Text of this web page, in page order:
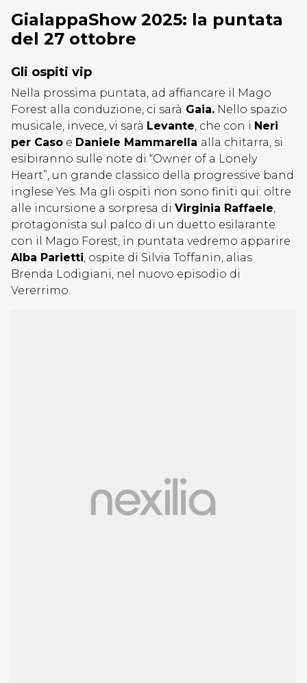
GialappaShow 2025: la puntata
del 27 ottobre
Gli ospiti vip
Nella prossima puntata, ad affiancare il Mago
Forest alla conduzione, ci sarà Gaia. Nello spazio
musicale, invece, vi sarà Levante, che con i Neri
per Caso e Daniele Mammarella alla chitarra, si
esibiranno sulle note di “Owner of a Lonely
Heart”, un grande classico della progressive band
inglese Yes. Ma gli ospiti non sono finiti qui: oltre
alle incursione a sorpresa di Virginia Raffaele,
protagonista sul palco di un duetto esilarante
con il Mago Forest, in puntata vedremo apparire
Alba Parietti, ospite di Silvia Toffanin, alias
Brenda Lodigiani, nel nuovo episodio di
Vererrimo.